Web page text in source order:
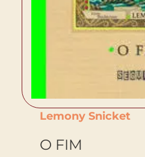
Lemony Snicket
O FIM